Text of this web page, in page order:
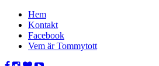
Hem
Kontakt
Facebook
Vem är Tommytott